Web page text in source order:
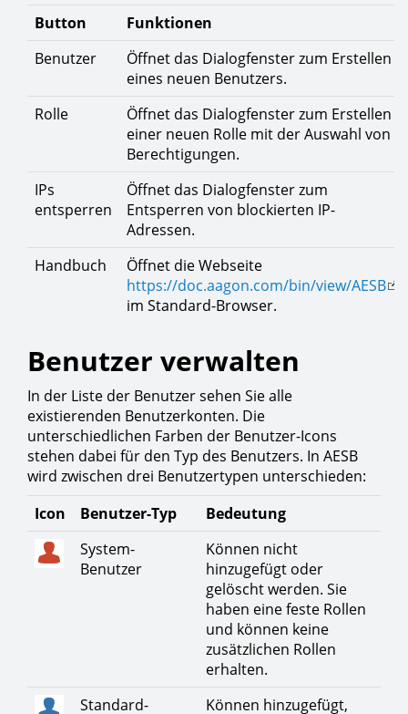
Button
Funktionen
Benutzer
Öffnet das Dialogfenster zum Erstellen
eines neuen Benutzers.
Rolle
Öffnet das Dialogfenster zum Erstellen
einer neuen Rolle mit der Auswahl von
Berechtigungen.
IPs
entsperren
Öffnet das Dialogfenster zum
Entsperren von blockierten IP-
Adressen.
Handbuch
Öffnet die Webseite
https://doc.aagon.com/bin/view/AESB
im Standard-Browser.
Benutzer verwalten
In der Liste der Benutzer sehen Sie alle
existierenden Benutzerkonten. Die
unterschiedlichen Farben der Benutzer-Icons
stehen dabei für den Typ des Benutzers. In AESB
wird zwischen drei Benutzertypen unterschieden:
Icon
Benutzer-Typ
Bedeutung
System-
Benutzer
Können nicht
hinzugefügt oder
gelöscht werden. Sie
haben eine feste Rollen
und können keine
zusätzlichen Rollen
erhalten.
Standard-
Können hinzugefügt,